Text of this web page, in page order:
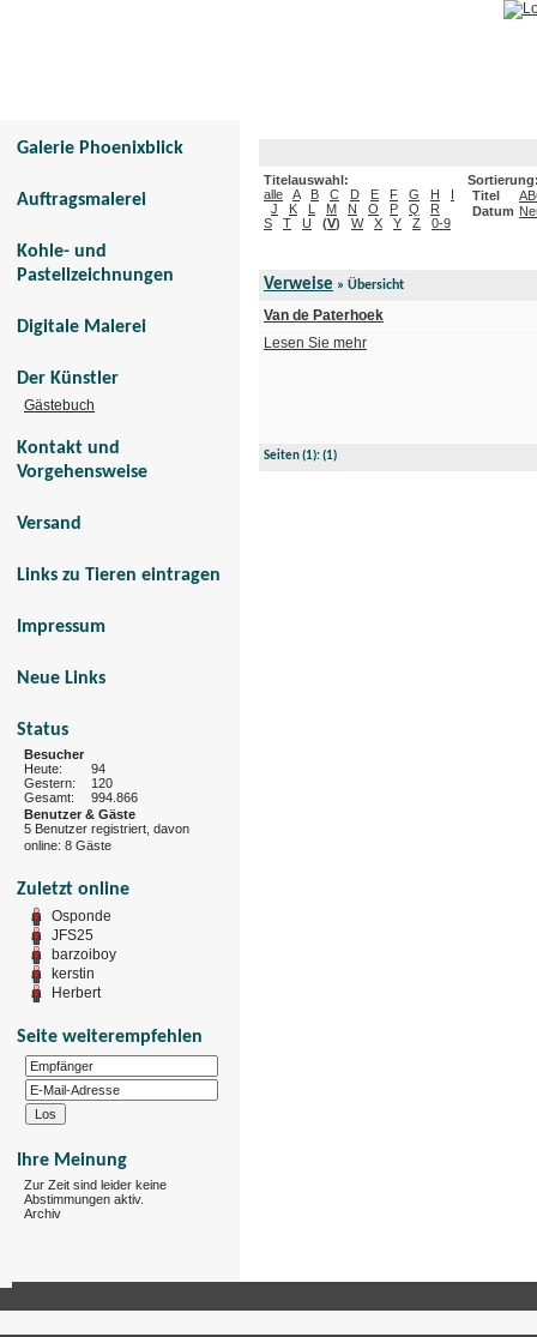
Galerie Phoenixblick
Auftragsmalerei
Kohle- und
Pastellzeichnungen
Digitale Malerei
Der Künstler
Gästebuch
Kontakt und
Vorgehensweise
Versand
Links zu Tieren eintragen
Impressum
Neue Links
Status
Besucher
Heute:
94
Gestern:
120
Gesamt:
994.866
Benutzer & Gäste
5 Benutzer registriert, davon
online: 8 Gäste
Zuletzt online
Osponde
JFS25
barzoiboy
kerstin
Herbert
Seite weiterempfehlen
Ihre Meinung
Zur Zeit sind leider keine
Abstimmungen aktiv.
Archiv
Titelauswahl:
alle
A B C D E F G H
I
J
K L M N O P Q
R
S
T U (V) W X Y Z 0-9
Titel
Datum
Verweise » Übersicht
Van de Paterhoek
Lesen Sie mehr
Seiten(1):(1)